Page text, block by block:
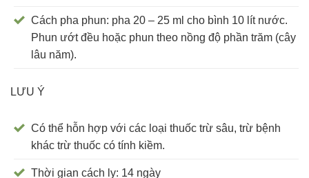
Cách pha phun: pha 20 – 25 ml cho bình 10 lít nước.
Phun ướt đều hoặc phun theo nồng độ phần trăm (cây
lâu năm).
LƯU Ý
Có thể hỗn hợp với các loại thuốc trừ sâu, trừ bệnh
khác trừ thuốc có tính kiềm.
Thời gian cách ly: 14 ngày